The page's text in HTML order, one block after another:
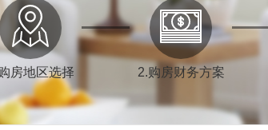
房地区选择 2.购房财务方案